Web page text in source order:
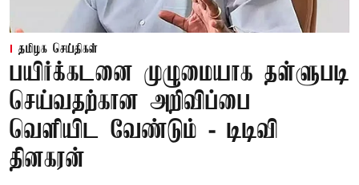
தமிழக செய்திகள்
பயிர்க்கடனை முழுமையாக தள்ளுபடி
செய்வதற்கான அறிவிப்பை
வெளியிட வேண்டும் - டிடிவி
தினகரன்